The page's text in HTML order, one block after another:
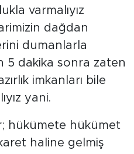
varmalıyız
dağdan
dumanlarla
5 dakika sonra zaten
imkanları bile
yani.
hükümete hükümet
haline gelmiş